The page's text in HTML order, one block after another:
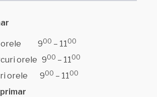
orele 900 – 1100
orele 900 – 1100
orele 900 – 1100